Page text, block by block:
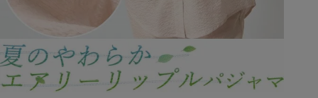
春 夏
ガールズパジャマ
柄物
長袖